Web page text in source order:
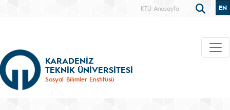
KTÜ Anasayfa EN
KARADENİZ
TEKNİK ÜNİVERSİTESİ
Sosyal Bilimler Enstitüsü